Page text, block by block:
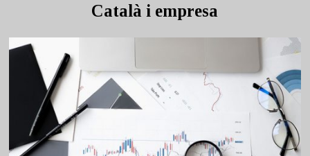
Català i empresa